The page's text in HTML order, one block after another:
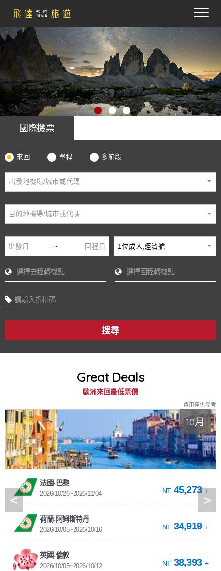
國際機票
來回 單程 多航段
~ 1位成人,經濟艙
搜尋
Great Deals
歐洲來回最低票價
費用僅供參考
10月
法國-巴黎
2026/10/26~2026/11/04 NT 45,273 +
荷蘭-阿姆斯特丹
2026/10/05~2026/10/16 NT 34,919 +
英國-倫敦
2026/10/05~2026/10/12 NT 38,393 +
< >